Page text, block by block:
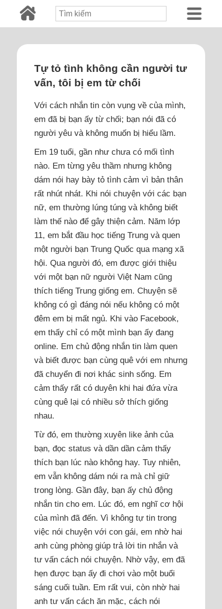
Tự tỏ tình không cần người tư
vấn, tôi bị em từ chối
Với cách nhắn tin còn vụng về của mình,
em đã bị bạn ấy từ chối; bạn nói đã có
người yêu và không muốn bị hiểu lầm.
Em 19 tuổi, gần như chưa có mối tình
nào. Em từng yêu thầm nhưng không
dám nói hay bày tỏ tình cảm vì bản thân
rất nhút nhát. Khi nói chuyện với các bạn
nữ, em thường lúng túng và không biết
làm thế nào để gây thiện cảm. Năm lớp
11, em bắt đầu học tiếng Trung và quen
một người bạn Trung Quốc qua mạng xã
hội. Qua người đó, em được giới thiệu
với một bạn nữ người Việt Nam cũng
thích tiếng Trung giống em. Chuyện sẽ
không có gì đáng nói nếu không có một
đêm em bị mất ngủ. Khi vào Facebook,
em thấy chỉ có một mình bạn ấy đang
online. Em chủ động nhắn tin làm quen
và biết được bạn cùng quê với em nhưng
đã chuyển đi nơi khác sinh sống. Em
cảm thấy rất có duyên khi hai đứa vừa
cùng quê lại có nhiều sở thích giống
nhau.
Từ đó, em thường xuyên like ảnh của
bạn, đọc status và dần dần cảm thấy
thích bạn lúc nào không hay. Tuy nhiên,
em vẫn không dám nói ra mà chỉ giữ
trong lòng. Gần đây, bạn ấy chủ động
nhắn tin cho em. Lúc đó, em nghĩ cơ hội
của mình đã đến. Vì không tự tin trong
việc nói chuyện với con gái, em nhờ hai
anh cùng phòng giúp trả lời tin nhắn và
tư vấn cách nói chuyện. Nhờ vậy, em đã
hẹn được bạn ấy đi chơi vào một buổi
sáng cuối tuần. Em rất vui, còn nhờ hai
anh tư vấn cách ăn mặc, cách nói